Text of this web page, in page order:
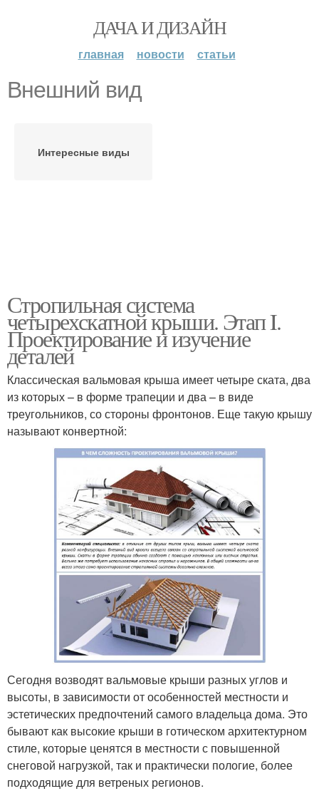
ДАЧА И ДИЗАЙН
главная новости статьи
Внешний вид
Интересные виды
Стропильная система
четырехскатной крыши. Этап I.
Проектирование и изучение
деталей
Классическая вальмовая крыша имеет четыре ската, два
из которых – в форме трапеции и два – в виде
треугольников, со стороны фронтонов. Еще такую крышу
называют конвертной:
Сегодня возводят вальмовые крыши разных углов и
высоты, в зависимости от особенностей местности и
эстетических предпочтений самого владельца дома. Это
бывают как высокие крыши в готическом архитектурном
стиле, которые ценятся в местности с повышенной
снеговой нагрузкой, так и практически пологие, более
подходящие для ветреных регионов.